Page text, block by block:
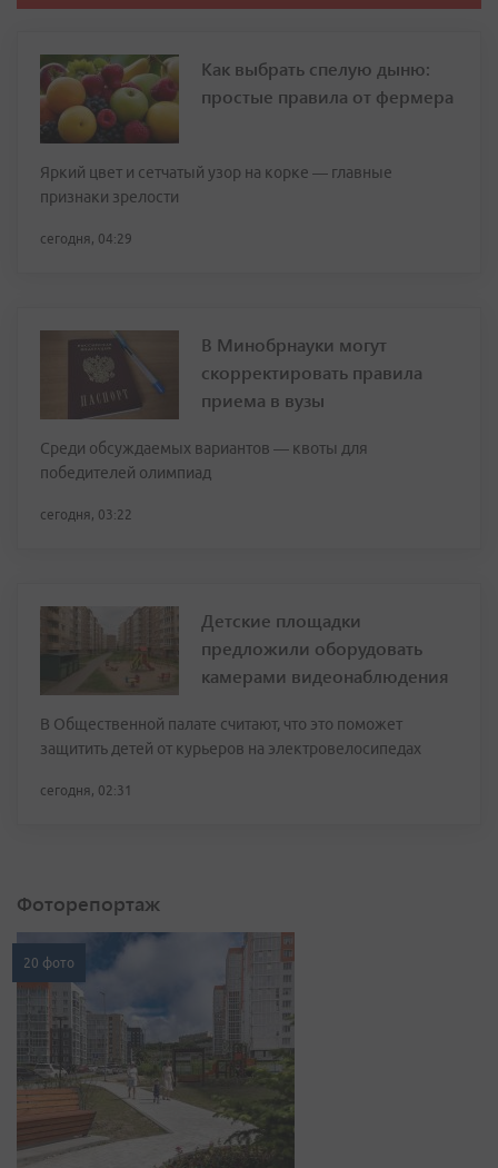
Как выбрать спелую дыню:
простые правила от фермера
Яркий цвет и сетчатый узор на корке — главные
признаки зрелости
сегодня, 04:29
В Минобрнауки могут
скорректировать правила
приема в вузы
Среди обсуждаемых вариантов — квоты для
победителей олимпиад
сегодня, 03:22
Детские площадки
предложили оборудовать
камерами видеонаблюдения
В Общественной палате считают, что это поможет
защитить детей от курьеров на электровелосипедах
сегодня, 02:31
Фоторепортаж
20 фото